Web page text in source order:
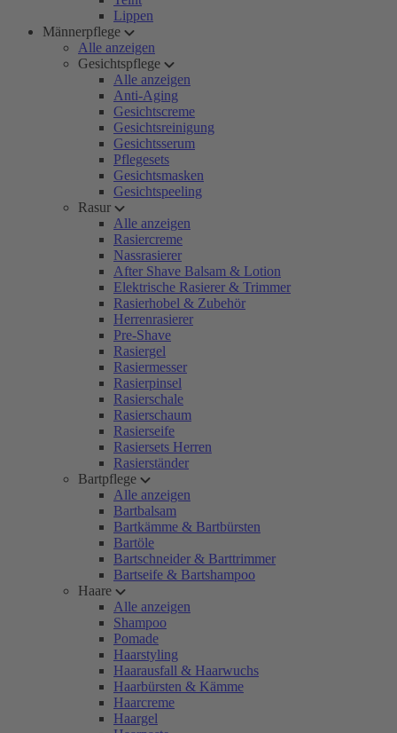
Lippen
Männerpflege
Alle anzeigen
Gesichtspflege
Alle anzeigen
Anti-Aging
Gesichtscreme
Gesichtsreinigung
Gesichtsserum
Pflegesets
Gesichtsmasken
Gesichtspeeling
Rasur
Alle anzeigen
Rasiercreme
Nassrasierer
After Shave Balsam & Lotion
Elektrische Rasierer & Trimmer
Rasierhobel & Zubehör
Herrenrasierer
Pre-Shave
Rasiergel
Rasiermesser
Rasierpinsel
Rasierschale
Rasierschaum
Rasierseife
Rasiersets Herren
Rasierständer
Bartpflege
Alle anzeigen
Bartbalsam
Bartkämme & Bartbürsten
Bartöle
Bartschneider & Barttrimmer
Bartseife & Bartshampoo
Haare
Alle anzeigen
Shampoo
Pomade
Haarstyling
Haarausfall & Haarwuchs
Haarbürsten & Kämme
Haarcreme
Haargel